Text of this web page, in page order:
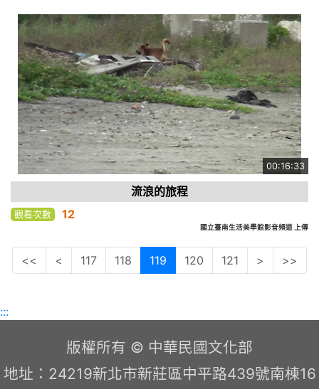
00:16:33
流浪的旅程
觀看次數 12
國立臺南生活美學館影音頻道 上傳
<< < 117 118 119 120 121 > >>
:::
版權所有 © 中華民國文化部
地址：24219新北市新莊區中平路439號南棟16